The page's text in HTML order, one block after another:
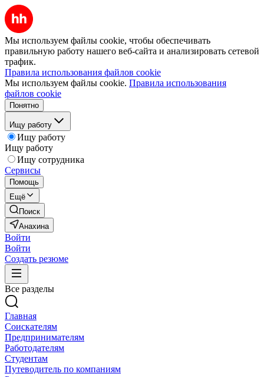
Мы используем файлы cookie, чтобы обеспечивать
правильную работу нашего веб-сайта и анализировать сетевой
трафик.
Правила использования файлов cookie
Мы используем файлы cookie. Правила использования
файлов cookie
Понятно
Ищу работу
Ищу работу
Ищу работу
Ищу сотрудника
Сервисы
Помощь
Ещё
Поиск
Анахина
Войти
Войти
Создать резюме
Все разделы
Главная
Соискателям
Предпринимателям
Работодателям
Студентам
Путеводитель по компаниям